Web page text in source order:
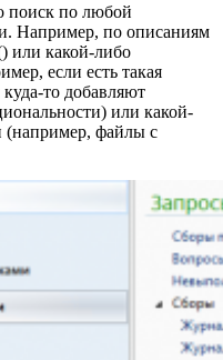
поиск по любой
Например, по описаниям
или какой-либо
если есть такая
то добавляют
или какой-
(например, файлы с